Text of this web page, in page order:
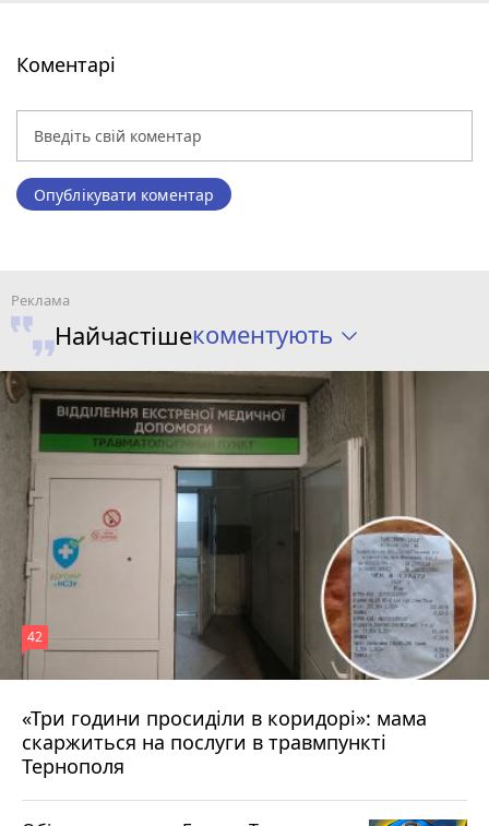
Коментарі
Опублікувати коментар
Найчастішекоментують
«Три години просиділи в коридорі»: мама
скаржиться на послуги в травмпункті
Тернополя
42
Вчора о 13:05